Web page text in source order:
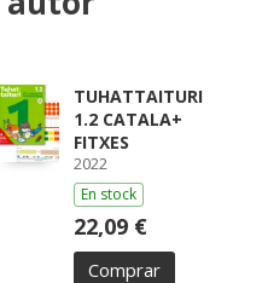
TUHATTAITURI
1.2 CATALA+
FITXES
2022
En stock
22,09 €
Comprar